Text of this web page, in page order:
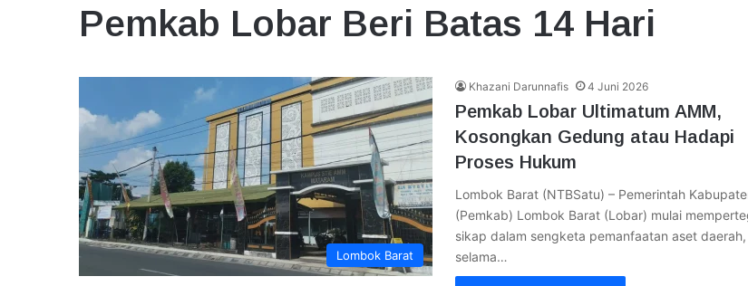
Pemkab Lobar Beri Batas 14 Hari
Lombok Barat
Khazani Darunnafis 4 Juni 2026
Pemkab Lobar Ultimatum AMM,
Kosongkan Gedung atau Hadapi
Proses Hukum
Lombok Barat (NTBSatu) – Pemerintah
(Pemkab) Lombok Barat (Lobar) mulai
sikap dalam sengketa pemanfaatan aset
selama…